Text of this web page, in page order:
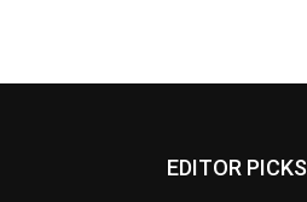
EDITOR PICKS